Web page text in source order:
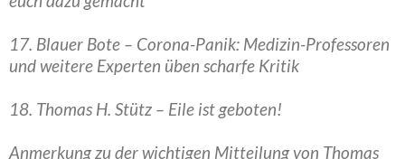
17. Blauer Bote – Corona-Panik: Medizin-Professoren
und weitere Experten üben scharfe Kritik
18. Thomas H. Stütz – Eile ist geboten!
Anmerkung zu der wichtigen Mitteilung von Thomas